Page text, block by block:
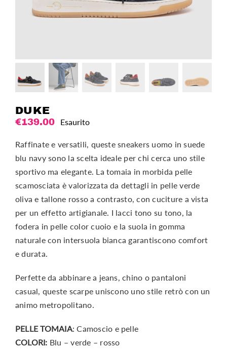
DUKE
€139.00 Esaurito
Raffinate e versatili, queste sneakers uomo in suede
blu navy sono la scelta ideale per chi cerca uno stile
sportivo ma elegante. La tomaia in morbida pelle
scamosciata è valorizzata da dettagli in pelle verde
oliva e tallone rosso a contrasto, con cuciture a vista
per un effetto artigianale. I lacci tono su tono, la
fodera in pelle color cuoio e la suola in gomma
naturale con intersuola bianca garantiscono comfort
e durata.
Perfette da abbinare a jeans, chino o pantaloni
casual, queste scarpe uniscono uno stile retrò con un
animo metropolitano.
PELLE TOMAIA: Camoscio e pelle
COLORI: Blu – verde – rosso